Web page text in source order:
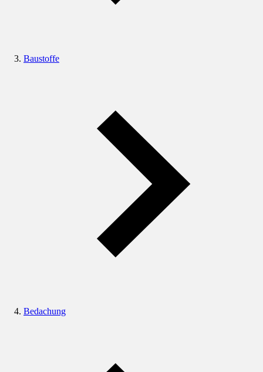
Baustoffe
Bedachung